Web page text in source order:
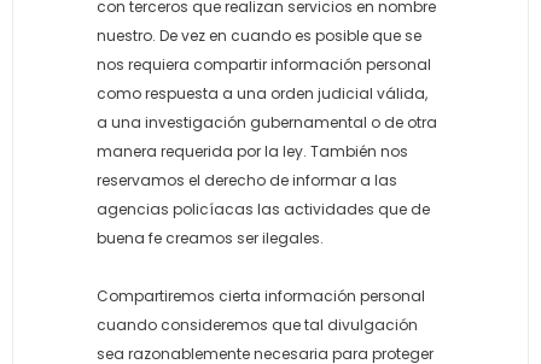
con terceros que realizan servicios en nombre
nuestro. De vez en cuando es posible que se
nos requiera compartir información personal
como respuesta a una orden judicial válida,
a una investigación gubernamental o de otra
manera requerida por la ley. También nos
reservamos el derecho de informar a las
agencias policíacas las actividades que de
buena fe creamos ser ilegales.
Compartiremos cierta información personal
cuando consideremos que tal divulgación
sea razonablemente necesaria para proteger